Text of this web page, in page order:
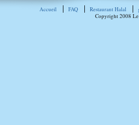
Accueil FAQ Restaurant Halal
Copyright 2008